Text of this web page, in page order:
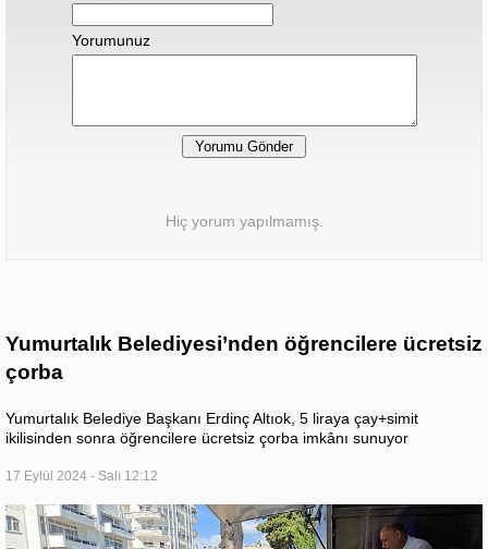
Yorumunuz
Hiç yorum yapılmamış.
Yumurtalık Belediyesi’nden öğrencilere ücretsiz
çorba
Yumurtalık Belediye Başkanı Erdinç Altıok, 5 liraya çay+simit
ikilisinden sonra öğrencilere ücretsiz çorba imkânı sunuyor
17 Eylül 2024 - Salı 12:12